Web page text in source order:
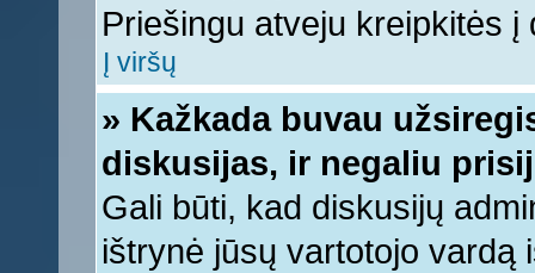
Priešingu atveju kreipkitės
Į viršų
» Kažkada buvau
diskusijas, ir negaliu
Gali būti, kad diskusijų
ištrynė jūsų vartotojo vardą